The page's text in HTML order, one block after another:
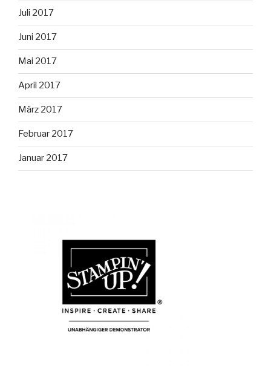
Juli 2017
Juni 2017
Mai 2017
April 2017
März 2017
Februar 2017
Januar 2017